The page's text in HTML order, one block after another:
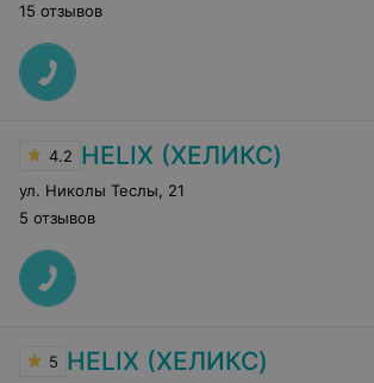
15 отзывов
4.2 HELIX (ХЕЛИКС)
ул. Николы Теслы
21
5 отзывов
5 HELIX (ХЕЛИКС)